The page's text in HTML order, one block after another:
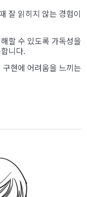
잘 읽히지 않는 경험이
할 수 있도록 가독성을
니다.
현에 어려움을 느끼는